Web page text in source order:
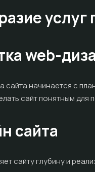
услуг
web-
сайта начинается с
сайт понятным для
сайта
сайту глубину и